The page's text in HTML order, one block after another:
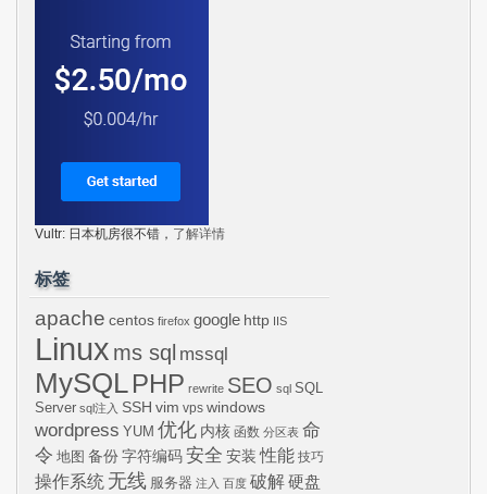
Vultr: 日本机房很不错， 了解详情
标签
apache centos firefox google http IIS
Linux ms sql mssql
MySQLPHP rewrite SEO sql SQL
Server sql注入 SSH vim vps windows
wordpress YUM 优化 内核 函数 分区表 命
令 地图 备份 字符编码 安全 安装 性能 技巧
操作系统 无线 服务器 注入 百度 破解硬盘